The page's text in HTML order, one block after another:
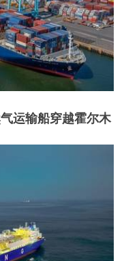
运输船穿越霍尔木